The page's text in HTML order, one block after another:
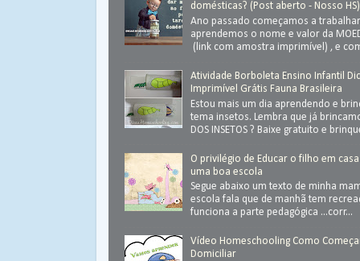
domésticas? (Post aberto - Nosso HS)
Ano passado começamos a
aprendemos o nome e valor da
(link com amostra imprimível) , e
Atividade Borboleta Ensino Infantil
Imprimível Grátis Fauna Brasileira
Estou mais um dia aprendendo e
tema insetos. Lembra que já
DOS INSETOS ? Baixe gratuito e
O privilégio de Educar o filho em
uma boa escola
Segue abaixo um texto de minha
escola fala que de manhã tem
funciona a parte pedagógica ...corr...
Vídeo Homeschooling Como
Domiciliar